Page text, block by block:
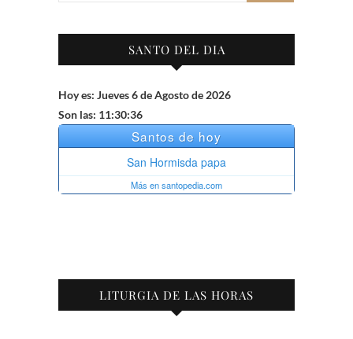
SANTO DEL DIA
Hoy es: Jueves 6 de Agosto de 2026
Son las: 11:30:36
LITURGIA DE LAS HORAS